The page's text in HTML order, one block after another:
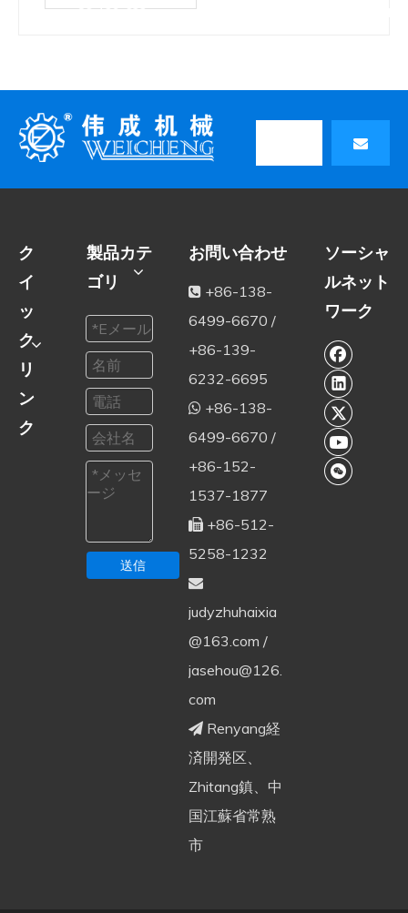
ク
イ
ッ
ク
リ
ン
ク
製品カテ
ゴリ
送信
お問い合わせ
+86-138-
6499-6670 /
+86-139-
6232-6695
 +86-138-
6499-6670 /
+86-152-
1537-1877
+86-512-
5258-1232

judyzhuhaixia
@163.com /
jasehou@126.
com
Renyang経
済開発区、
Zhitang鎮、中
国江蘇省常熟
市
+86-139-6232-6695
ソーシャ
ルネット
ワーク